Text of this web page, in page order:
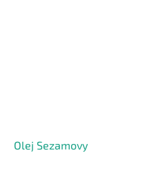
Olej Sezamovy